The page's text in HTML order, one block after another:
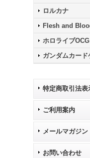
ロルカナ
Flesh and
ホロライブOCG
ガンダムカード
特定商取引法表
ご利用案内
メールマガジン
お問い合わせ